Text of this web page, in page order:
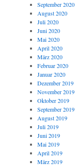
September 2020
August 2020
Juli 2020
Juni 2020
Mai 2020
April 2020
März 2020
Februar 2020
Januar 2020
Dezember 2019
November 2019
Oktober 2019
September 2019
August 2019
Juli 2019
Juni 2019
Mai 2019
April 2019
März 2019